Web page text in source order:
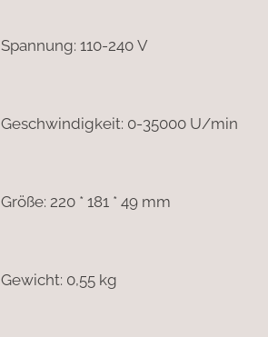
Spannung: 110-240 V
Geschwindigkeit: 0-35000 U/min
Größe: 220 * 181 * 49 mm
Gewicht: 0,55 kg